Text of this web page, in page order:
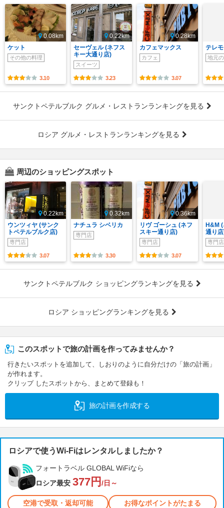
0.08km
ケット
その他の料理
3.10
0.22km
セーヴェル (ネフス
キー大通り店)
スイーツ
3.23
0.28km
カフェマックス
カフェ
3.07
テレ
地元
サンクトペテルブルク グルメ・レストランランキングを見る
ロシア グルメ・レストランランキングを見る
周辺のショッピングスポット
0.22km
ウンツィヤ (サンク
トペテルブルク店)
専門店
3.07
0.32km
ナチュラ シベリカ
専門店
3.30
0.36km
リヴ ゴーシュ (ネフ
スキー通り店)
専門店
3.07
H&M
通り
専門店
サンクトペテルブルク ショッピングランキングを見る
ロシア ショッピングランキングを見る
このスポットで旅の計画を作ってみませんか？
行きたいスポットを追加して、しおりのように自分だけの「旅の計画」
が作れます。
クリップ したスポットから、まとめて登録も！
旅の計画を作成する
ロシアで使うWi-Fiはレンタルしましたか？
フォートラベル GLOBAL WiFiなら
ロシア最安 377円 /日～
空港で受取・返却可能 お得なポイントがたまる